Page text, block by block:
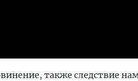
также следствие